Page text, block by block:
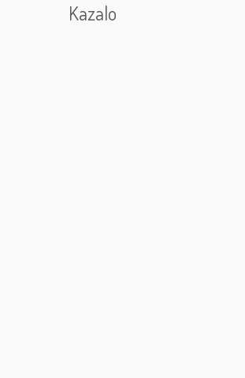
Kazalo